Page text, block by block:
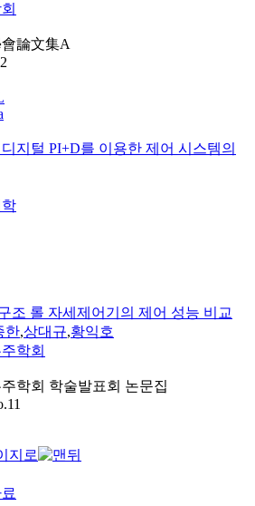
論文集A
지털 PI+D를 이용한 제어 시스템의
조 롤 자세제어기의 제어 성능 비교
한,상대규,황익호
학회
학회 학술발표회 논문집